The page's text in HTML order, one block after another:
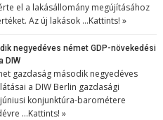
el a lakásállomány megújításához
Az új lakások …Kattints! »
negyedéves német GDP-növekedési
DIW
gazdaság második negyedéves
a DIW Berlin gazdasági
konjunktúra-barométere
…Kattints! »